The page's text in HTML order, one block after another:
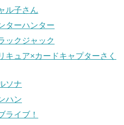
ル子さん
ターハンター
ックジャック
キュア×カードキャプターさく
ソナ
ハン
ライブ！